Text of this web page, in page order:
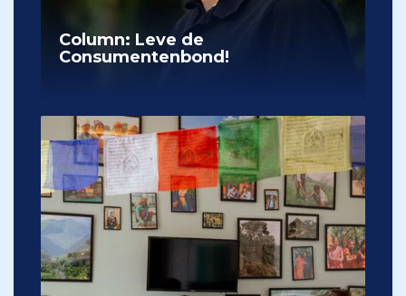
Column: Leve de
Consumentenbond!